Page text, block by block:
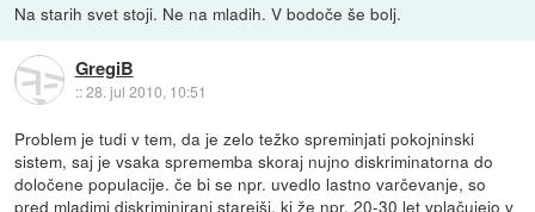
Na starih svet stoji. Ne na mladih. V bodoče še bolj.
GregiB
::28. jul 2010, 10:51
Problem je tudi v tem, da je zelo težko spreminjati pokojninski
sistem, saj je vsaka sprememba skoraj nujno diskriminatorna do
določene populacije. če bi se npr. uvedlo lastno varčevanje, so
pred mladimi diskriminirani starejši, ki že npr. 20-30 let vplačujejo v